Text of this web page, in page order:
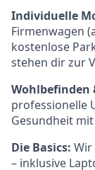
Individuelle
Firmenwagen
kostenlose
stehen dir zur
Wohlbefinden
professionelle
Gesundheit
Die Basics: Wir
– inklusive